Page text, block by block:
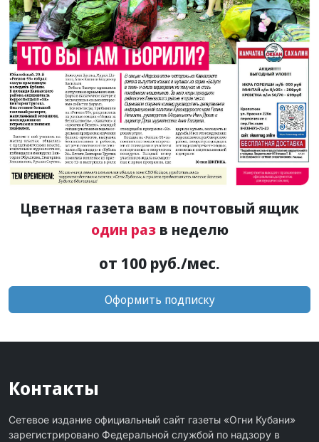
Цветная газета вам в почтовый ящик
один разв неделю
от 100 руб./мес.
Оформить подписку
Контакты
Сетевое издание официальный сайт газеты «Огни Кубани»
зарегистрировано Федеральной службой по надзору в